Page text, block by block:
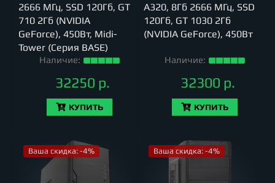
2666 МГц, SSD 120Гб, GT
710 2Гб (NVIDIA
GeForce), 450Вт, Midi-
Tower (Серия BASE)
Наличие:
32250 р.
КУПИТЬ
A320, 8Гб 2666 МГц, SSD
120Гб, GT 1030 2Гб
(NVIDIA GeForce), 450Вт
Наличие:
32300 р.
КУПИТЬ
Ваша скидка: -4% Ваша скидка: -4%